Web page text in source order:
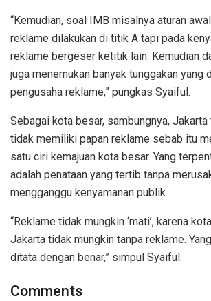
“Kemudian, soal IMB misalnya aturan
reklame dilakukan di titik A tapi pada
reklame bergeser ketitik lain. Kemudian
juga menemukan banyak tunggakan yang
pengusaha reklame,” pungkas Syaiful.
Sebagai kota besar, sambungnya,
tidak memiliki papan reklame sebab itu
satu ciri kemajuan kota besar. Yang
adalah penataan yang tertib tanpa
mengganggu kenyamanan publik.
“Reklame tidak mungkin ‘mati’, karena
Jakarta tidak mungkin tanpa reklame.
ditata dengan benar,” simpul Syaiful.
Comments